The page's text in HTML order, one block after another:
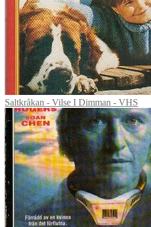
Saltkråkan - Vilse I Dimman - VHS